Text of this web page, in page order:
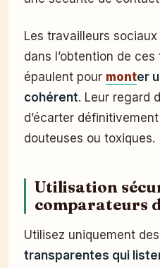
Les travailleurs
dans l’obtention de
épaulent pour monter
cohérent. Leur regard
d’écarter
douteuses ou toxiques.
Utilisation
comparateurs
Utilisez uniquement des
transparentes qui